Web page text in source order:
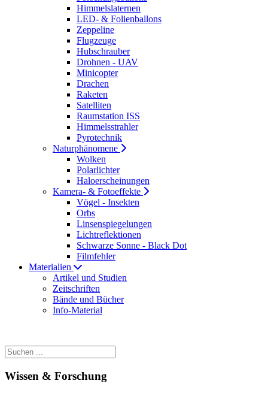
Himmelslaternen
LED- & Folienballons
Zeppeline
Flugzeuge
Hubschrauber
Drohnen - UAV
Minicopter
Drachen
Raketen
Satelliten
Raumstation ISS
Himmelsstrahler
Pyrotechnik
Naturphänomene
Wolken
Polarlichter
Haloerscheinungen
Kamera- & Fotoeffekte
Vögel - Insekten
Orbs
Linsenspiegelungen
Lichtreflektionen
Schwarze Sonne - Black Dot
Filmfehler
Materialien
Artikel und Studien
Zeitschriften
Bände und Bücher
Info-Material
Wissen & Forschung